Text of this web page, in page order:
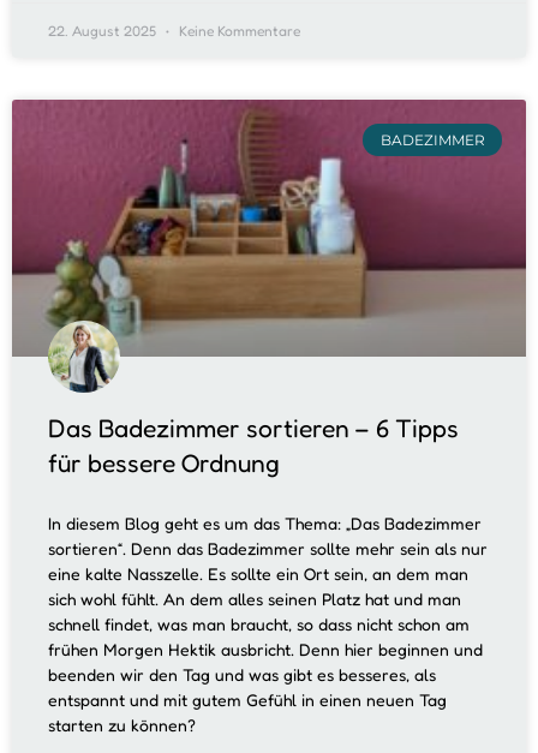
22. August 2025 Keine Kommentare
BADEZIMMER
Das Badezimmer sortieren – 6 Tipps
für bessere Ordnung
In diesem Blog geht es um das Thema: „Das Badezimmer
sortieren“. Denn das Badezimmer sollte mehr sein als nur
eine kalte Nasszelle. Es sollte ein Ort sein, an dem man
sich wohl fühlt. An dem alles seinen Platz hat und man
schnell findet, was man braucht, so dass nicht schon am
frühen Morgen Hektik ausbricht. Denn hier beginnen und
beenden wir den Tag und was gibt es besseres, als
entspannt und mit gutem Gefühl in einen neuen Tag
starten zu können?